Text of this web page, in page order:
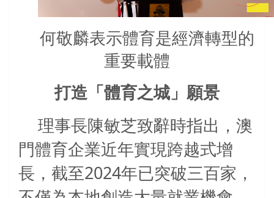
何敬麟表示體育是經濟轉型的
重要載體
打造「體育之城」願景
理事長陳敏芝致辭時指出，澳
門體育企業近年實現跨越式增
長，截至2024年已突破三百家，